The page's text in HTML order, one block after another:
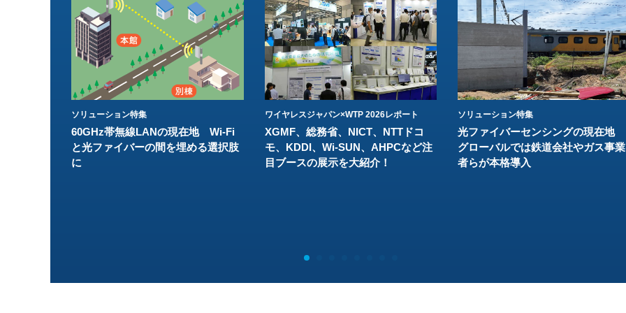
ソリューション特集
60GHz帯無線LANの現在地 Wi-Fi
と光ファイバーの間を埋める選択肢
に
ワイヤレスジャパン×WTP 2026レポート
XGMF、総務省、NICT、NTTドコ
モ、KDDI、Wi-SUN、AHPCなど注
目ブースの展示を大紹介！
ソリューション特集
光ファイバーセンシングの現在地
グローバルでは鉄道会社やガス事業
者らが本格導入